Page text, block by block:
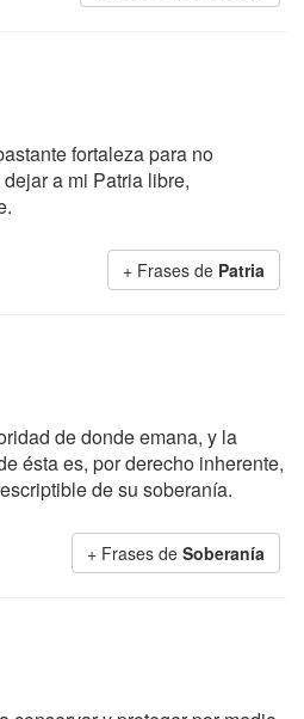
fortaleza para no
a mi Patria libre,
+ Frases de Patria
de donde emana, y la
ésta es, por derecho inherente,
de su soberanía.
+ Frases de Soberanía